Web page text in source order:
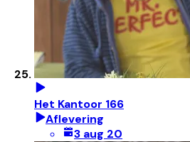
Het Kantoor 166
Aflevering
3 aug 20